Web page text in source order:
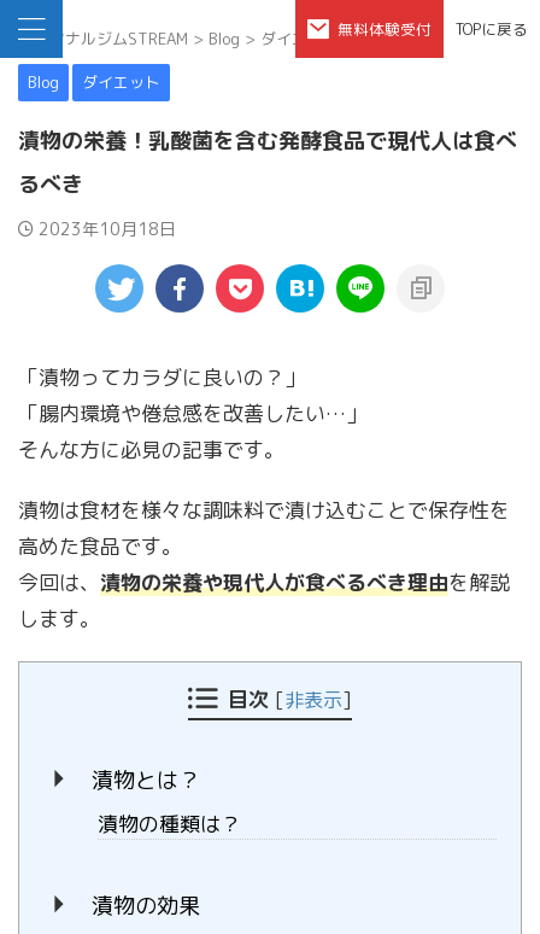
無料体験受付 TOPに戻る
パーソナルジムSTREAM > Blog > ダイエット
>
Blog
ダイエット
漬物の栄養！乳酸菌を含む発酵食品で現代人は食べ
るべき
2023年10月18日
「漬物ってカラダに良いの？」
「腸内環境や倦怠感を改善したい…」
そんな方に必見の記事です。
漬物は食材を様々な調味料で漬け込むことで保存性を
高めた食品です。
今回は、 漬物の栄養や現代人が食べるべき理由を解説
します。
目次 [非表示]
漬物とは？
漬物の種類は？
漬物の効果